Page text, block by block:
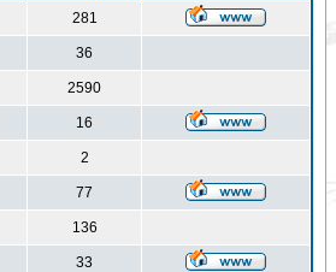
281
36
2590
16
2
77
136
33